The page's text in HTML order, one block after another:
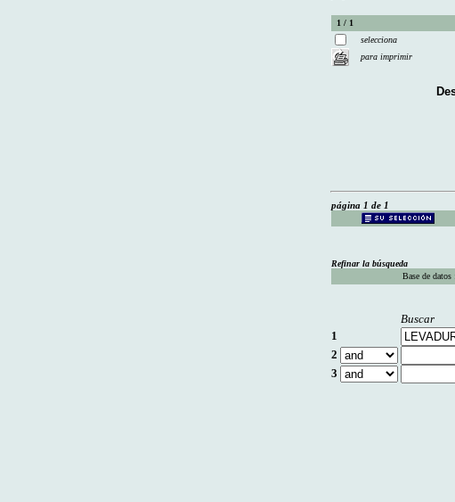
1 / 1
selecciona
para imprimir
página 1 de 1
Refinar la búsqueda
Base de datos :
Buscar
1
2
3